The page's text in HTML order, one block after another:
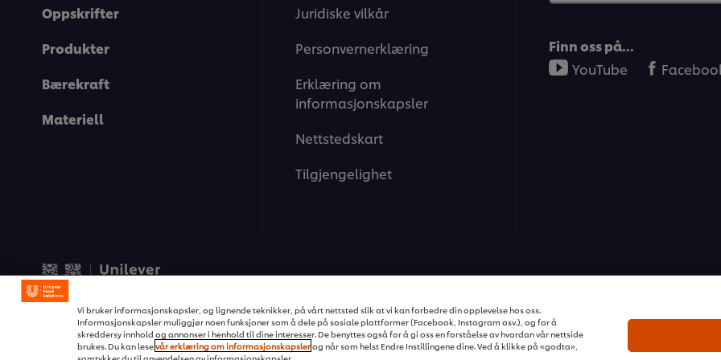
Oppskrifter
Produkter
Bærekraft
Materiell
Juridiske vilkår
Personvernerklæring
Erklæring om
informasjonskapsler
Nettstedskart
Tilgjengelighet
Finn oss på…
YouTube
Vi bruker informasjonskapsler, og lignende teknikker, på vårt nettsted slik at vi kan forbedre din opplevelse hos oss.
Informasjonskapsler muliggjør noen funksjoner som å dele på sosiale plattformer (Facebook, Instagram osv.), og for å
skreddersy innhold og annonser i henhold til dine interesser. De benyttes også for å gi oss en forståelse av hvordan vår nettside
brukes. Du kan lesevår erklæring om informasjonskapslerog når som helst Endre Instillingene dine. Ved å klikke på «godta»,
samtykker du til anvendelsen av informasjonskapsler.